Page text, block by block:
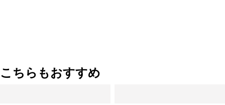
こちらもおすすめ